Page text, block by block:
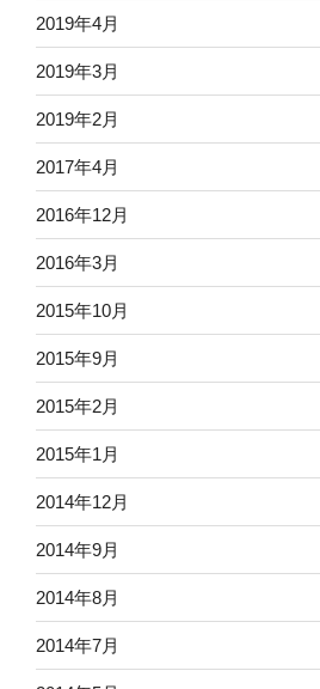
2019年4月
2019年3月
2019年2月
2017年4月
2016年12月
2016年3月
2015年10月
2015年9月
2015年2月
2015年1月
2014年12月
2014年9月
2014年8月
2014年7月